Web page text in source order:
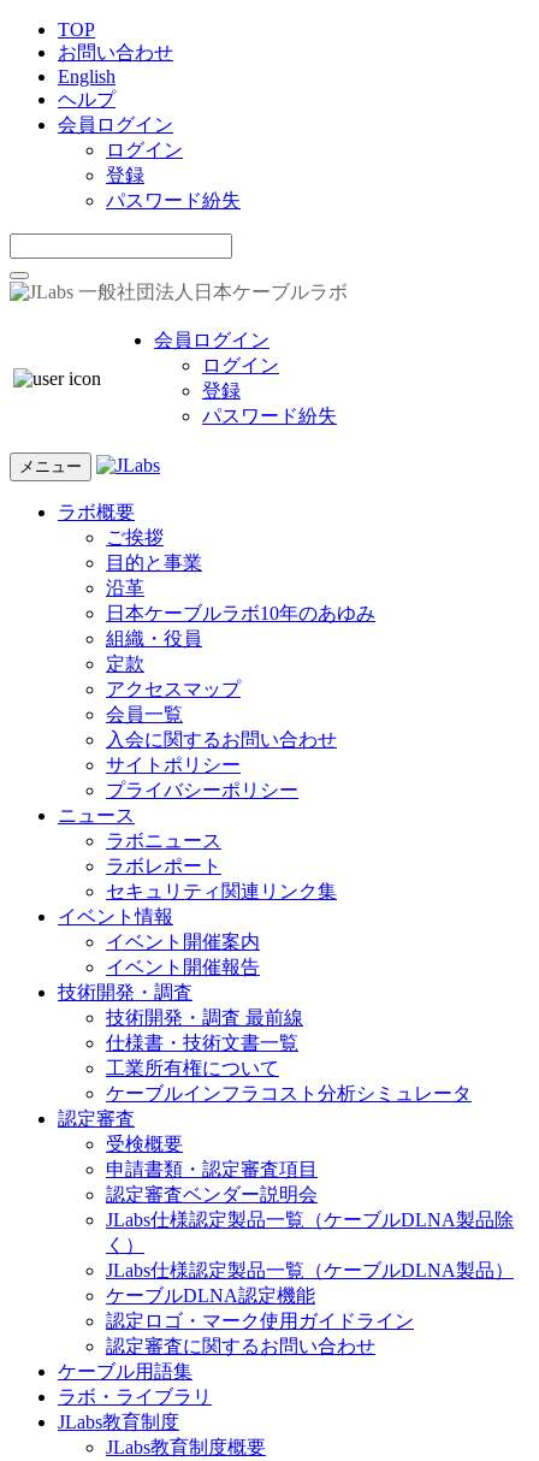
TOP
お問い合わせ
English
ヘルプ
会員ログイン
ログイン
登録
パスワード紛失
一般社団法人日本ケーブルラボ
会員ログイン
ログイン
登録
パスワード紛失
メニュー
ラボ概要
ご挨拶
目的と事業
沿革
日本ケーブルラボ10年のあゆみ
組織・役員
定款
アクセスマップ
会員一覧
入会に関するお問い合わせ
サイトポリシー
プライバシーポリシー
ニュース
ラボニュース
ラボレポート
セキュリティ関連リンク集
イベント情報
イベント開催案内
イベント開催報告
技術開発・調査
技術開発・調査 最前線
仕様書・技術文書一覧
工業所有権について
ケーブルインフラコスト分析シミュレータ
認定審査
受検概要
申請書類・認定審査項目
認定審査ベンダー説明会
JLabs仕様認定製品一覧（ケーブルDLNA製品除
く）
JLabs仕様認定製品一覧（ケーブルDLNA製品）
ケーブルDLNA認定機能
認定ロゴ・マーク使用ガイドライン
認定審査に関するお問い合わせ
ケーブル用語集
ラボ・ライブラリ
JLabs教育制度
JLabs教育制度概要